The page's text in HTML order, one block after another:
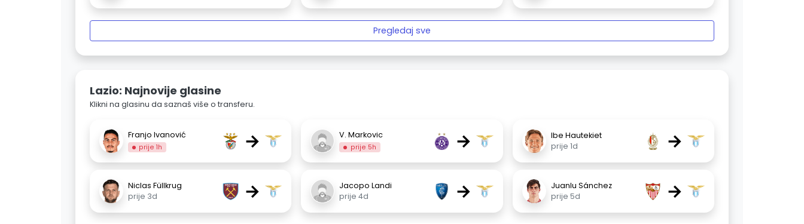
Pregledaj sve
Lazio: Najnovije glasine
Klikni na glasinu da saznaš više o transferu.
Franjo Ivanović
prije 1h → V. Markovic
prije 5h →
Ibe Hautekiet
prije 1d
→
Niclas Füllkrug
prije 3d
→
Jacopo Landi
prije 4d
→
Juanlu Sánchez
prije 5d
→